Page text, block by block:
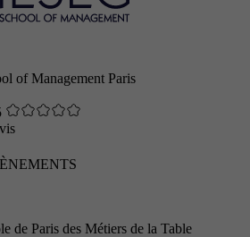
of Management Paris
de Paris des Métiers de la Table